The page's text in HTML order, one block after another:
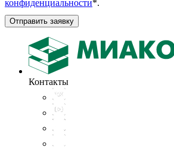
конфиденциальности*.
Отправить заявку
Контакты